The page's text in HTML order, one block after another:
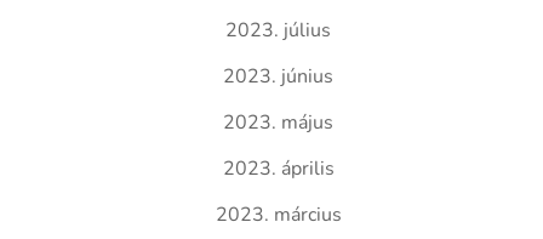
2023. július
2023. június
2023. május
2023. április
2023. március